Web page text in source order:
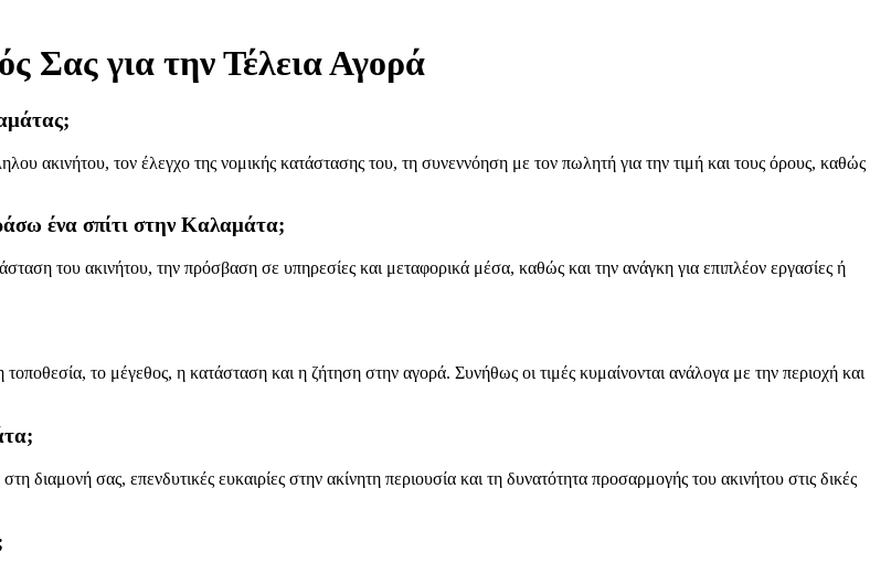
Σας για την Τέλεια Αγορά
ακινήτου, τον έλεγχο της νομικής κατάστασης του, τη συνεννόηση με τον πωλητή για την τιμή και τους όρους, καθώς
ένα σπίτι στην Καλαμάτα;
του ακινήτου, την πρόσβαση σε υπηρεσίες και μεταφορικά μέσα, καθώς και την ανάγκη για επιπλέον εργασίες ή
το μέγεθος, η κατάσταση και η ζήτηση στην αγορά. Συνήθως οι τιμές κυμαίνονται ανάλογα με την περιοχή και
σας, επενδυτικές ευκαιρίες στην ακίνητη περιουσία και τη δυνατότητα προσαρμογής του ακινήτου στις δικές